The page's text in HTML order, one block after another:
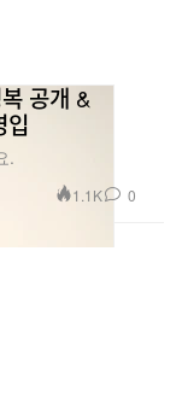
공개 &
.
1.1K 0